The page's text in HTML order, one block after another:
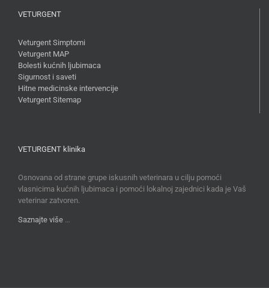
VETURGENT
Veturgent Simptomi
Veturgent MAP
Bolesti kućnih ljubimaca
Sigurnost i saveti
Hitne medicinske intervencije
Veturgent Sitemap
VETURGENT klinika
Osnovana od strane grupe iskusnih veterinara u cilju pomoći
vlasnicima kućnih ljubimaca i pomoći lokalnoj zajednici kada je Vaš
veterinar zatvoren.
Saznajte više …